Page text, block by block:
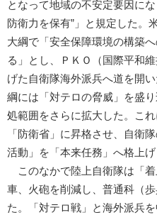
となって地域の不安定要因に
防衛力を保有”」と規定した。
大綱で「安全保障環境の構築
る」とし、ＰＫＯ（国際平和
げた自衛隊海外派兵へ道を開
綱には「対テロの脅威」を盛
処範囲をさらに拡大した。こ
「防衛省」に昇格させ、自衛
活動」を「本来任務」へ格上げ
このなかで陸上自衛隊は「
車、火砲を削減し、普通科（
た。「対テロ戦」と海外派兵